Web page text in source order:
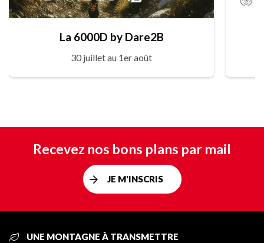
La 6000D by Dare2B
30 juillet au 1er août
Recevez nos bons plans par mail
JE M'INSCRIS
UNE MONTAGNE À TRANSMETTRE